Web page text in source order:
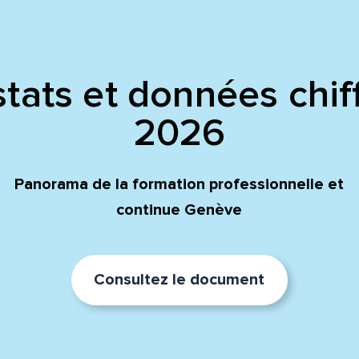
et données
2026
Panorama de la formation professionnelle et
continue Genève
Consultez le document